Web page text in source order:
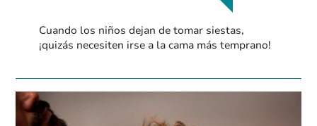
Cuando los niños dejan de tomar siestas,
¡quizás necesiten irse a la cama más temprano!